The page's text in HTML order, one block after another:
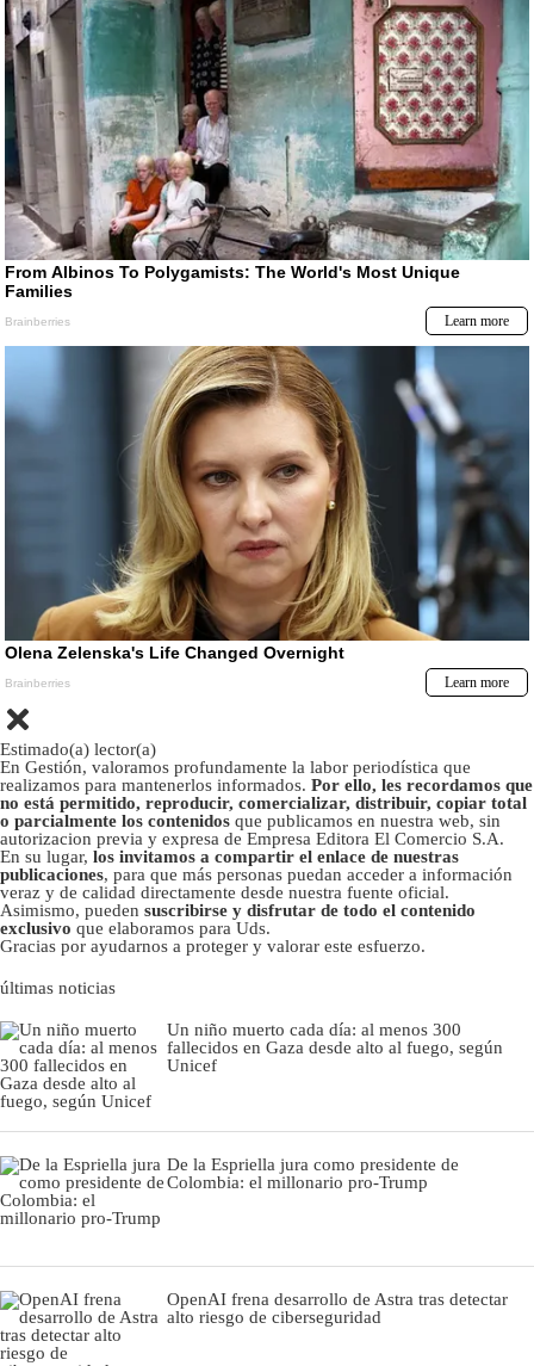
Estimado(a) lector(a)
En Gestión, valoramos profundamente la labor periodística que
realizamos para mantenerlos informados. Por ello, les recordamos que
no está permitido, reproducir, comercializar, distribuir, copiar total
o parcialmente los contenidos que publicamos en nuestra web, sin
autorizacion previa y expresa de Empresa Editora El Comercio S.A.
En su lugar, los invitamos a compartir el enlace de nuestras
publicaciones, para que más personas puedan acceder a información
veraz y de calidad directamente desde nuestra fuente oficial.
Asimismo, pueden suscribirse y disfrutar de todo el contenido
exclusivo que elaboramos para Uds.
Gracias por ayudarnos a proteger y valorar este esfuerzo.
últimas noticias
Un niño muerto cada día: al menos 300
fallecidos en Gaza desde alto al fuego, según
Unicef
De la Espriella jura como presidente de
Colombia: el millonario pro-Trump
OpenAI frena desarrollo de Astra tras detectar
alto riesgo de ciberseguridad